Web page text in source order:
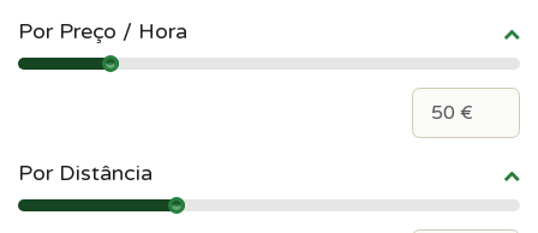
Por Preço / Hora
Por Distância